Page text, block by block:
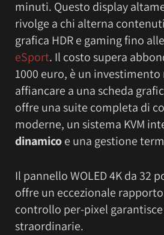
minuti. Questo display
rivolge a chi alterna
grafica HDR e gaming fino
eSport. Il costo supera
1000 euro, è un
affiancare a una scheda
offre una suite completa di
moderne, un sistema KVM
dinamicoe una gestione
Il pannello WOLED 4K da 32
offre un eccezionale
controllo per-pixel
straordinarie.